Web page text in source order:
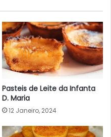
Pasteis de Leite da Infanta
D. Maria
12 Janeiro, 2024